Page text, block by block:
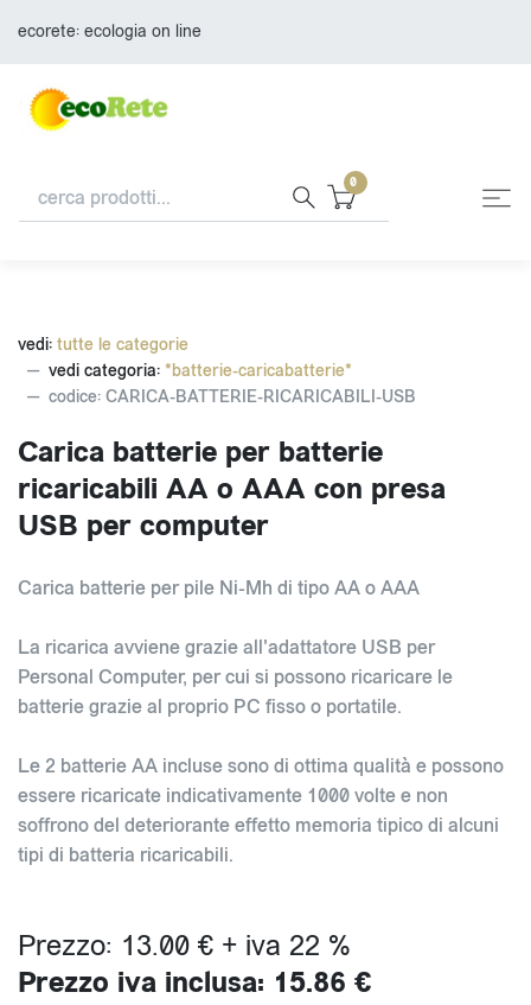
ecorete: ecologia on line
0
vedi: tutte le categorie
vedi categoria: *batterie-caricabatterie*
codice: CARICA-BATTERIE-RICARICABILI-USB
Carica batterie per batterie
ricaricabili AA o AAA con presa
USB per computer
Carica batterie per pile Ni-Mh di tipo AA o AAA
La ricarica avviene grazie all'adattatore USB per
Personal Computer, per cui si possono ricaricare le
batterie grazie al proprio PC fisso o portatile.
Le 2 batterie AA incluse sono di ottima qualità e possono
essere ricaricate indicativamente 1000 volte e non
soffrono del deteriorante effetto memoria tipico di alcuni
tipi di batteria ricaricabili.
Prezzo: 13.00 € + iva 22 %
Prezzo iva inclusa: 15.86 €